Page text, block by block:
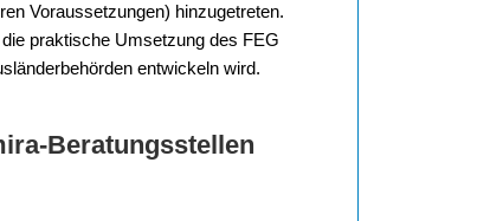
Voraussetzungen) hinzugetreten.
praktische Umsetzung des FEG
entwickeln wird.
Beratungsstellen